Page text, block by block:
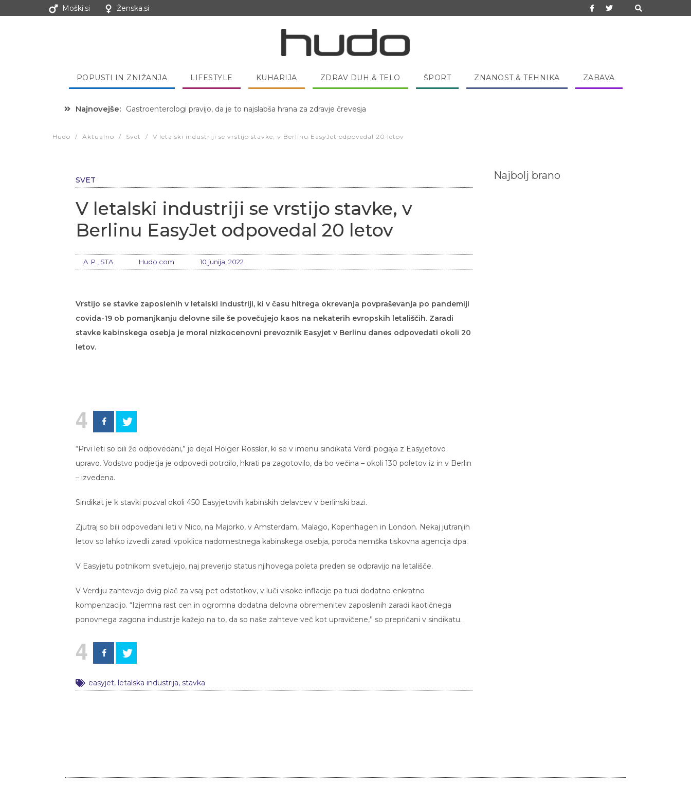
Moški.si Ženska.si
POPUSTI IN ZNIŽANJA LIFESTYLE KUHARIJA ZDRAV DUH & TELO ŠPORT ZNANOST & TEHNIKA ZABAVA
Najnovejše: Gastroenterologi pravijo, da je to najslabša hrana za zdravje črevesja
Hudo / Aktualno / Svet / V letalski industriji se vrstijo stavke, v Berlinu EasyJet odpovedal 20 letov
SVET
V letalski industriji se vrstijo stavke, v
Berlinu EasyJet odpovedal 20 letov
A. P., STA Hudo.com 10 junija, 2022
Vrstijo se stavke zaposlenih v letalski industriji, ki v času hitrega okrevanja povpraševanja po pandemiji
covida-19 ob pomanjkanju delovne sile še povečujejo kaos na nekaterih evropskih letališčih. Zaradi
stavke kabinskega osebja je moral nizkocenovni prevoznik Easyjet v Berlinu danes odpovedati okoli 20
letov.
4
“Prvi leti so bili že odpovedani,” je dejal Holger Rössler, ki se v imenu sindikata Verdi pogaja z Easyjetovo
upravo. Vodstvo podjetja je odpovedi potrdilo, hkrati pa zagotovilo, da bo večina – okoli 130 poletov iz in v Berlin
– izvedena.
Sindikat je k stavki pozval okoli 450 Easyjetovih kabinskih delavcev v berlinski bazi.
Zjutraj so bili odpovedani leti v Nico, na Majorko, v Amsterdam, Malago, Kopenhagen in London. Nekaj jutranjih
letov so lahko izvedli zaradi vpoklica nadomestnega kabinskega osebja, poroča nemška tiskovna agencija dpa.
V Easyjetu potnikom svetujejo, naj preverijo status njihovega poleta preden se odpravijo na letališče.
V Verdiju zahtevajo dvig plač za vsaj pet odstotkov, v luči visoke inflacije pa tudi dodatno enkratno
kompenzacijo. “Izjemna rast cen in ogromna dodatna delovna obremenitev zaposlenih zaradi kaotičnega
ponovnega zagona industrije kažejo na to, da so naše zahteve več kot upravičene,” so prepričani v sindikatu.
4
easyjet, letalska industrija, stavka
Najbolj brano